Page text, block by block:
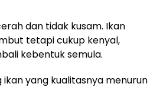
dan tidak kusam. Ikan
tetapi cukup kenyal,
kebentuk semula.
yang kualitasnya menurun